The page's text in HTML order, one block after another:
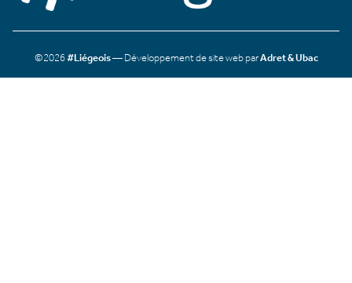
©2026#Liégeois— Développement de site web parAdret & Ubac